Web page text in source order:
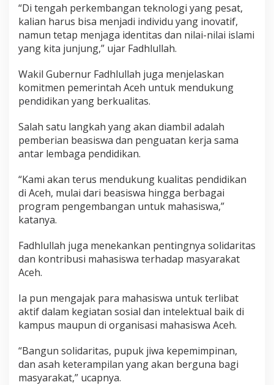
“Di tengah perkembangan teknologi yang pesat,
kalian harus bisa menjadi individu yang inovatif,
namun tetap menjaga identitas dan nilai-nilai islami
yang kita junjung,” ujar Fadhlullah.
Wakil Gubernur Fadhlullah juga menjelaskan
komitmen pemerintah Aceh untuk mendukung
pendidikan yang berkualitas.
Salah satu langkah yang akan diambil adalah
pemberian beasiswa dan penguatan kerja sama
antar lembaga pendidikan.
“Kami akan terus mendukung kualitas pendidikan
di Aceh, mulai dari beasiswa hingga berbagai
program pengembangan untuk mahasiswa,”
katanya.
Fadhlullah juga menekankan pentingnya solidaritas
dan kontribusi mahasiswa terhadap masyarakat
Aceh.
Ia pun mengajak para mahasiswa untuk terlibat
aktif dalam kegiatan sosial dan intelektual baik di
kampus maupun di organisasi mahasiswa Aceh.
“Bangun solidaritas, pupuk jiwa kepemimpinan,
dan asah keterampilan yang akan berguna bagi
masyarakat,” ucapnya.